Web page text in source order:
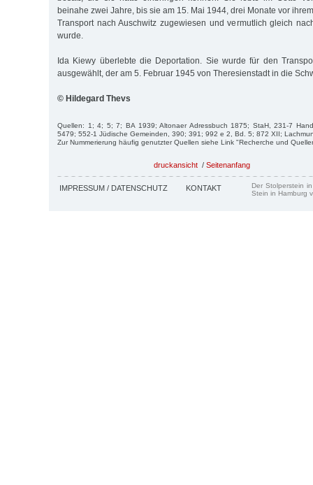
beinahe zwei Jahre, bis sie am 15. Mai 1944, drei Monate vor
Transport nach Auschwitz zugewiesen und vermutlich gleich
wurde.
Ida Kiewy überlebte die Deportation. Sie wurde für den
ausgewählt, der am 5. Februar 1945 von Theresienstadt in die
© Hildegard Thevs
Quellen: 1; 4; 5; 7; BA 1939; Altonaer Adressbuch 1875; StaH, 231-7
5479; 552-1 Jüdische Gemeinden, 390; 391; 992 e 2, Bd. 5; 872 XII;
Zur Nummerierung häufig genutzter Quellen siehe Link "Recherche und
druckansicht / Seitenanfang
IMPRESSUM / DATENSCHUTZ KONTAKT
Der Stolperstein
Stein in Hamburg